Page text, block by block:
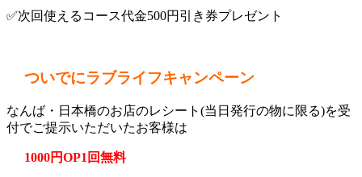
✅次回使えるコース代金500円引き券プレゼント
ついでにラブライフキャンペーン
なんば・日本橋のお店のレシート(当日発行の物に限る)を受
付でご提示いただいたお客様は
1000円OP1回無料